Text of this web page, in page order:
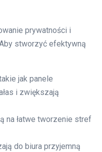
prywatności i
stworzyć efektywną
jak panele
i zwiększają
na łatwe tworzenie stref
do biura przyjemną